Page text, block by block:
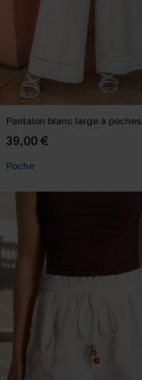
Pantalon blanc large à poches
39,00 €
Poche